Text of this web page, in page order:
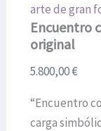
arte de gran
Encuentro
original
5.800,00€
“Encuentro
carga